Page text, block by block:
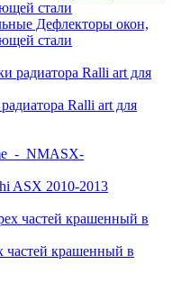
Дефлекторы окон,
стали
Ralli art для
ASX 2010-2013
частей крашенный в